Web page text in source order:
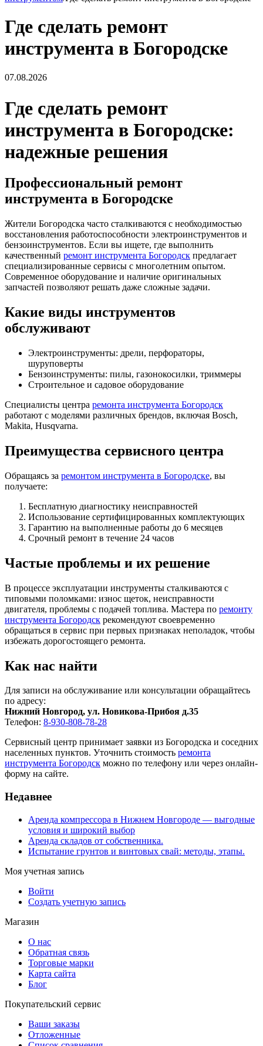
Где сделать ремонт
инструмента в Богородске
07.08.2026
Где сделать ремонт
инструмента в Богородске:
надежные решения
Профессиональный ремонт
инструмента в Богородске
Жители Богородска часто сталкиваются с необходимостью
восстановления работоспособности электроинструментов и
бензоинструментов. Если вы ищете, где выполнить
качественный ремонт инструмента Богородск предлагает
специализированные сервисы с многолетним опытом.
Современное оборудование и наличие оригинальных
запчастей позволяют решать даже сложные задачи.
Какие виды инструментов
обслуживают
Электроинструменты: дрели, перфораторы,
шуруповерты
Бензоинструменты: пилы, газонокосилки, триммеры
Строительное и садовое оборудование
Специалисты центра ремонта инструмента Богородск
работают с моделями различных брендов, включая Bosch,
Makita, Husqvarna.
Преимущества сервисного центра
Обращаясь за ремонтом инструмента в Богородске, вы
получаете:
Бесплатную диагностику неисправностей
Использование сертифицированных комплектующих
Гарантию на выполненные работы до 6 месяцев
Срочный ремонт в течение 24 часов
Частые проблемы и их решение
В процессе эксплуатации инструменты сталкиваются с
типовыми поломками: износ щеток, неисправности
двигателя, проблемы с подачей топлива. Мастера по ремонту
инструмента Богородск рекомендуют своевременно
обращаться в сервис при первых признаках неполадок, чтобы
избежать дорогостоящего ремонта.
Как нас найти
Для записи на обслуживание или консультации обращайтесь
по адресу:
Нижний Новгород, ул. Новикова-Прибоя д.35
Телефон: 8-930-808-78-28
Сервисный центр принимает заявки из Богородска и соседних
населенных пунктов. Уточнить стоимость ремонта
инструмента Богородск можно по телефону или через онлайн-
форму на сайте.
Недавнее
Аренда компрессора в Нижнем Новгороде — выгодные
условия и широкий выбор
Аренда складов от собственника.
Испытание грунтов и винтовых свай: методы, этапы.
Моя учетная запись
Войти
Создать учетную запись
Магазин
О нас
Обратная связь
Торговые марки
Карта сайта
Блог
Покупательский сервис
Ваши заказы
Отложенные